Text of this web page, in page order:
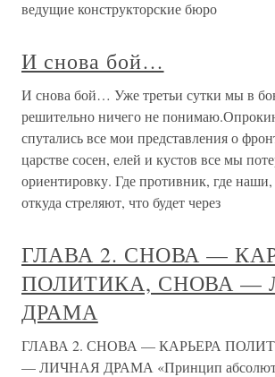
ведущие конструкторские бюро
И снова бой…
И снова бой… Уже третьи сутки мы в
решительно ничего не
спутались все мои представления о
царстве сосен, елей и кустов все мы
ориентировку. Где противник, где наши,
откуда стреляют, что будет через
ГЛАВА 2. СНОВА —
ПОЛИТИКА, СНОВА —
ДРАМА
ГЛАВА 2. СНОВА — КАРЬЕРА
— ЛИЧНАЯ ДРАМА «Принцип